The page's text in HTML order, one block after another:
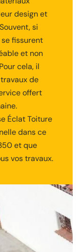
design et
si
fissurent
et non
cela, il
de
offert
Éclat Toiture
dans ce
et que
vos travaux.